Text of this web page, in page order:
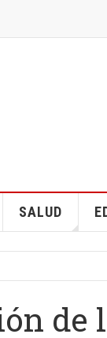
SALUD
de